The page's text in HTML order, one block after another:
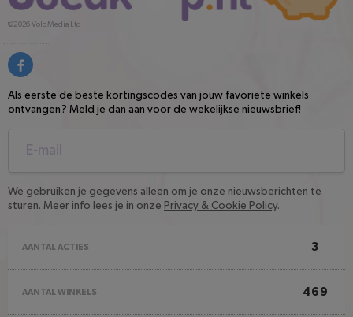
©2026Volo Media Ltd
Als eerste de beste kortingscodes van jouw favoriete winkels
ontvangen? Meld je dan aan voor de wekelijkse nieuwsbrief!
We gebruiken je gegevens alleen om je onze nieuwsberichten te
sturen. Meer info lees je in onze Privacy & Cookie Policy.
AANTAL ACTIES 3
AANTAL WINKELS 469